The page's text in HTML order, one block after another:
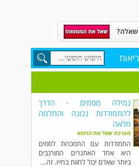
שאלה?
גמילה מסמים - הדרך
להתמודדות נכונה והחלמה
מלאה
מערכת שאל את הרופא
התמודדות עם התמכרות לסמים
היא אחד האתגרים המורכבים
ביותר שאדם יכול לחוות בחייו. זה...